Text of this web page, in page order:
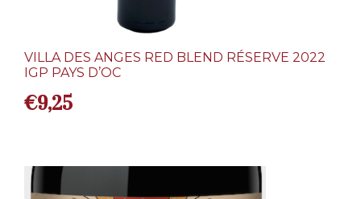
VILLA DES ANGES RED BLEND RÉSERVE 2022
IGP PAYS D’OC
€9,25